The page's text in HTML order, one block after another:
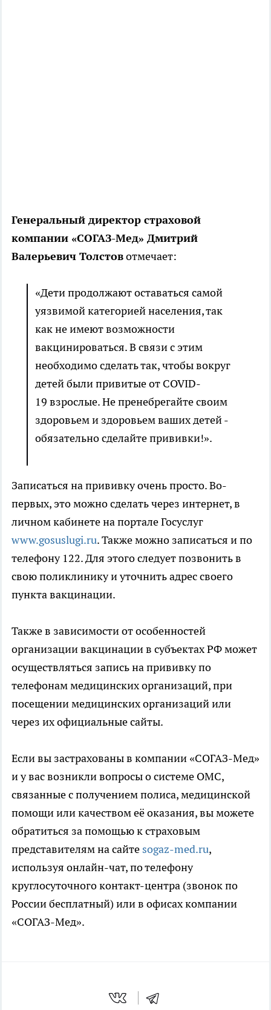
Генеральный директор страховой
компании «СОГАЗ-Мед» Дмитрий
Валерьевич Толстовотмечает:
«Дети продолжают оставаться самой
уязвимой категорией населения, так
как не имеют возможности
вакцинироваться. В связи с этим
необходимо сделать так, чтобы вокруг
детей были привитые от COVID-
19 взрослые. Не пренебрегайте своим
здоровьем и здоровьем ваших детей -
обязательно сделайте прививки!».
Записаться на прививку очень просто. Во-
первых, это можно сделать через интернет, в
личном кабинете на портале Госуслуг
www.gosuslugi.ru. Также можно записаться и по
телефону 122. Для этого следует позвонить в
свою поликлинику и уточнить адрес своего
пункта вакцинации.
Также в зависимости от особенностей
организации вакцинации в субъектах РФ может
осуществляться запись на прививку по
телефонам медицинских организаций, при
посещении медицинских организаций или
через их официальные сайты.
Если вы застрахованы в компании «СОГАЗ-Мед»
и у вас возникли вопросы о системе ОМС,
связанные с получением полиса, медицинской
помощи или качеством её оказания, вы можете
обратиться за помощью к страховым
представителям на сайте sogaz-med.ru,
используя онлайн-чат, по телефону
круглосуточного контакт-центра (звонок по
России бесплатный) или в офисах компании
«СОГАЗ-Мед».